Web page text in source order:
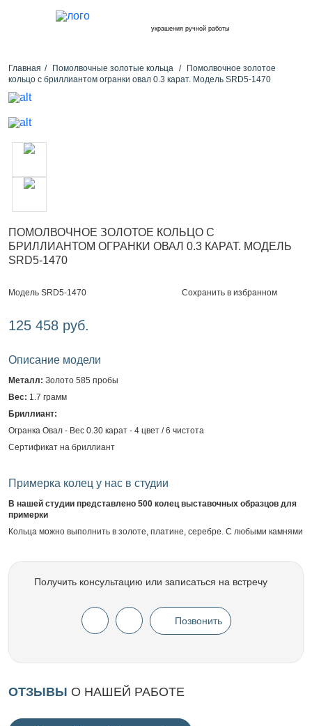
украшения ручной работы
Главная Помолвочные золотые кольца
Помолвочное золотое
кольцо с бриллиантом огранки овал 0.3 карат. Модель SRD5-1470
ПОМОЛВОЧНОЕ ЗОЛОТОЕ КОЛЬЦО С
БРИЛЛИАНТОМ ОГРАНКИ ОВАЛ 0.3 КАРАТ. МОДЕЛЬ
SRD5-1470
Модель SRD5-1470 Сохранить в избранном
125 458 руб.
Описание модели
Металл: Золото 585 пробы
Вес: 1.7 грамм
Бриллиант:
Огранка Овал - Вес 0.30 карат - 4 цвет / 6 чистота
Сертификат на бриллиант
Примерка колец у нас в студии
В нашей студии представлено 500 колец выставочных образцов для
примерки
Кольца можно выполнить в золоте, платине, серебре. С любыми камнями
Получить консультацию или записаться на встречу
Позвонить
ОТЗЫВЫ О НАШЕЙ РАБОТЕ